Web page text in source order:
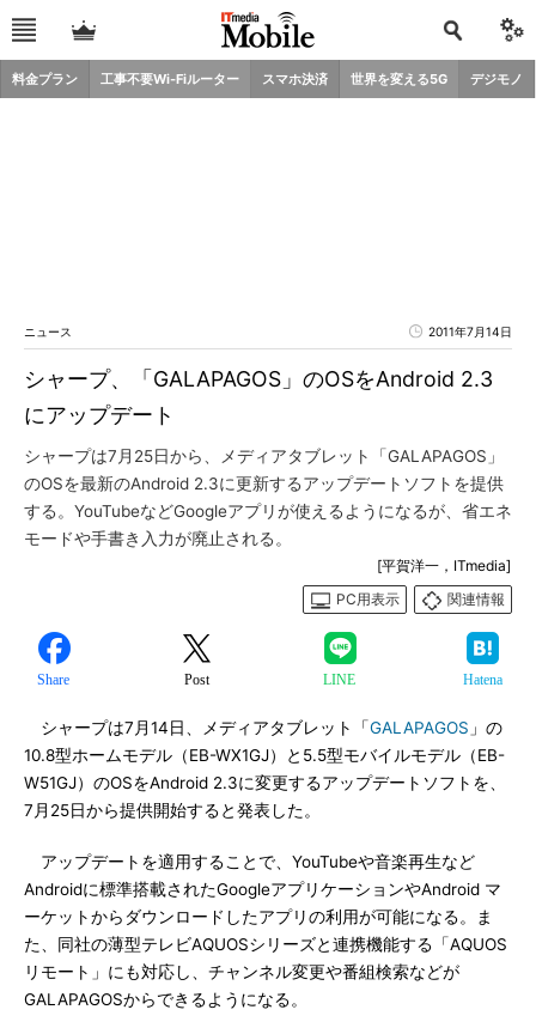
料金プラン 工事不要Wi-Fiルーター スマホ決済 世界を変える5G デジモノ
ニュース 2011年7月14日
シャープ、「GALAPAGOS」のOSをAndroid 2.3
にアップデート
シャープは7月25日から、メディアタブレット「GALAPAGOS」
のOSを最新のAndroid 2.3に更新するアップデートソフトを提供
する。YouTubeなどGoogleアプリが使えるようになるが、省エネ
モードや手書き入力が廃止される。
[平賀洋一，ITmedia]
PC用表示
関連情報
Share Post LINE Hatena
シャープは7月14日、メディアタブレット「GALAPAGOS 」の
10.8型ホームモデル（EB-WX1GJ）と5.5型モバイルモデル（EB-
W51GJ）のOSをAndroid 2.3に変更するアップデートソフトを、
7月25日から提供開始すると発表した。
アップデートを適用することで、YouTubeや音楽再生など
Androidに標準搭載されたGoogleアプリケーションやAndroid マ
ーケットからダウンロードしたアプリの利用が可能になる。ま
た、同社の薄型テレビAQUOSシリーズと連携機能する「AQUOS
リモート」にも対応し、チャンネル変更や番組検索などが
GALAPAGOSからできるようになる。